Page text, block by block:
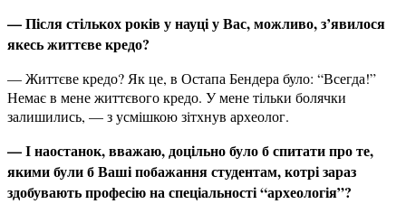
— Після стількох років у науці у Вас, можливо, з’явилося
якесь життєве кредо?
— Життєве кредо? Як це, в Остапа Бендера було: “Всегда!”
Немає в мене життєвого кредо. У мене тільки болячки
залишились, — з усмішкою зітхнув археолог.
— І наостанок, вважаю, доцільно було б спитати про те,
якими були б Ваші побажання студентам, котрі зараз
здобувають професію на спеціальності“археологія”?